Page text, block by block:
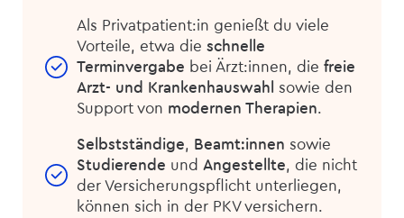
Als Privatpatient:in genießt du viele
Vorteile, etwa die schnelle
Terminvergabe bei Ärzt:innen, die freie
Arzt- und Krankenhauswahl sowie den
Support von modernen Therapien.
Selbstständige, Beamt:innen sowie
Studierende und Angestellte, die nicht
der Versicherungspflicht unterliegen,
können sich in der PKV versichern.